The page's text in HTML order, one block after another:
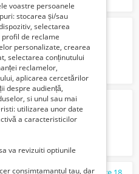
ferma de curcani.
voastre persoanele
stocarea și/sau
selectarea
de reclame
personalizate, crearea
selectarea conținutului
reclamelor,
aplicarea cercetărilor
despre audiență,
si unul sau mai
utilizarea unor date
a caracteristicilor
va revizuiti optiunile
consimtamantul tau, dar